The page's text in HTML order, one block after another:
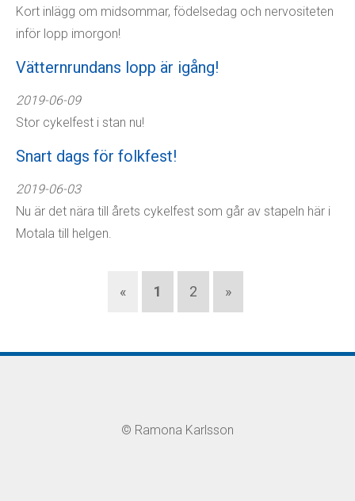
Kort inlägg om midsommar, födelsedag och nervositeten
inför lopp imorgon!
Vätternrundans lopp är igång!
2019-06-09
Stor cykelfest i stan nu!
Snart dags för folkfest!
2019-06-03
Nu är det nära till årets cykelfest som går av stapeln här i
Motala till helgen.
« 1 2 »
© Ramona Karlsson